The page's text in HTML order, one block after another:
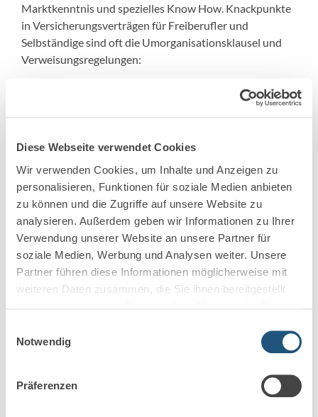
Diese Webseite verwendet Cookies
Wir verwenden Cookies, um Inhalte und Anzeigen zu
personalisieren, Funktionen für soziale Medien anbieten
zu können und die Zugriffe auf unsere Website zu
analysieren. Außerdem geben wir Informationen zu Ihrer
Verwendung unserer Website an unsere Partner für
soziale Medien, Werbung und Analysen weiter. Unsere
Partner führen diese Informationen möglicherweise mit
weiteren Daten zusammen, die Sie ihnen bereitgestellt
Notwendig
Präferenzen
Marktkenntnis und spezielles Know How. Knackpunkte
in Versicherungsverträgen für Freiberufler und
Selbständige sind oft die Umorganisationsklausel und
Verweisungsregelungen:
bei der Umorganisationsklausel wird die BU-Rente
Umorganisation des Steuerberatungsbetriebs zur –
nicht möglich ist;
bei den Verweisungsregelungen wird inzwischen
weitgehend auf die abstrakte Verweisung – die
Verweisung auf irgendeine gleichwertige Tätigkeit
statt Zahlung einer BU-Rente – verzichtet.
Trotzdem sollte man hier genauer hinschauen.
Entscheidend ist natürlich die Vereinbarung einer
ausreichenden Leistung für den Fall der
der Nettoeinkünfte gelten als Orientierungswert. Es sind
aber stets die persönlichen Lebensverhältnisse mit zu
Beitrag zur finanziellen Existenzsicherung.